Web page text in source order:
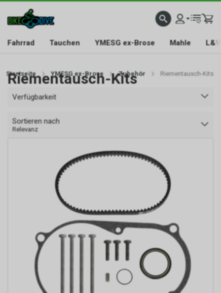
Fahrrad Tauchen YMESG ex-Brose Mahle
Startseite YMESG ex-Brose Zubehör Riementausch-Kits
Riementausch-Kits
Verfügbarkeit
Sortieren nach
Relevanz